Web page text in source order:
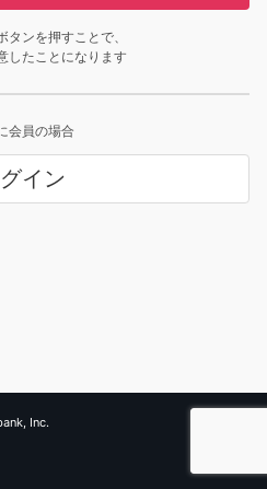
タンを押すことで、
したことになります
会員の場合
イン
Inc.